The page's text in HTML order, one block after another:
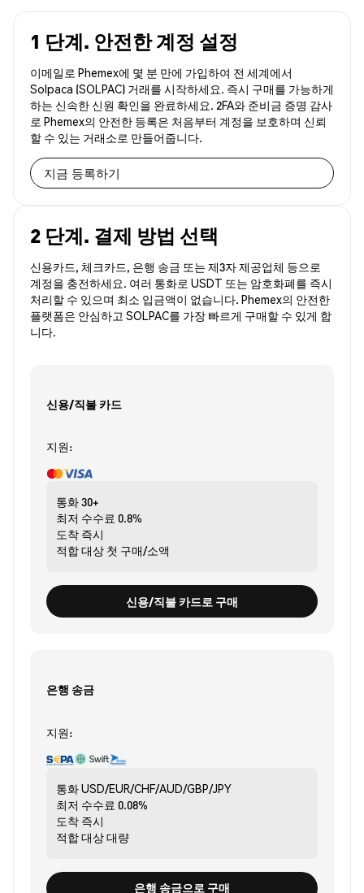
1 단계. 안전한 계정 설정
이메일로 Phemex에 몇 분 만에 가입하여 전 세계에서
Solpaca (SOLPAC) 거래를 시작하세요. 즉시 구매를 가능하게
하는 신속한 신원 확인을 완료하세요. 2FA와 준비금 증명 감사
로 Phemex의 안전한 등록은 처음부터 계정을 보호하며 신뢰
할 수 있는 거래소로 만들어줍니다.
지금 등록하기
2 단계. 결제 방법 선택
신용카드, 체크카드, 은행 송금 또는 제3자 제공업체 등으로
계정을 충전하세요. 여러 통화로 USDT 또는 암호화폐를 즉시
처리할 수 있으며 최소 입금액이 없습니다. Phemex의 안전한
플랫폼은 안심하고 SOLPAC를 가장 빠르게 구매할 수 있게 합
니다.
신용/직불 카드
지원:
통화30+
최저 수수료 0.8%
도착 즉시
적합 대상 첫 구매/소액
신용/직불 카드로 구매
은행 송금
지원:
통화USD/EUR/CHF/AUD/GBP/JPY
최저 수수료 0.08%
도착 즉시
적합 대상대량
은행 송금으로 구매